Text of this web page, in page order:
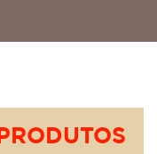
PRODUTOS